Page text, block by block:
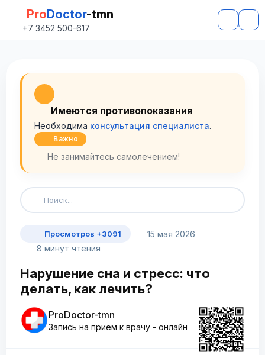
ProDoctor-tmn
+7 3452 500-617
Имеются противопоказания
Необходима консультация специалиста.
Важно
Не занимайтесь самолечением!
Просмотров +3091
15 мая 2026
8 минут чтения
Нарушение сна и стресс: что
делать, как лечить?
ProDoctor-tmn
Запись на прием к врачу - онлайн